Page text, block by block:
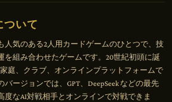
いて
人気のある2人用カードゲームのひとつで、技
を組み合わせたゲームです。20世紀初頭に誕
庭、クラブ、オンラインプラットフォームで
ージョンでは、GPT、DeepSeek などの最先
度なAI対戦相手とオンラインで対戦できま